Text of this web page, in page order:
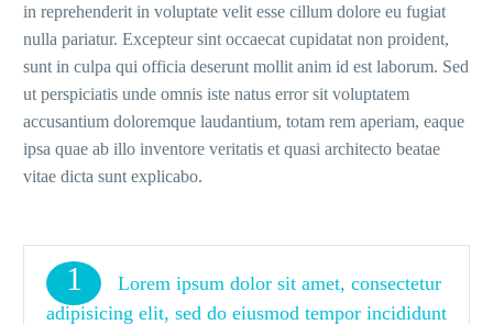
in reprehenderit in voluptate velit esse cillum dolore eu fugiat
nulla pariatur. Excepteur sint occaecat cupidatat non proident,
sunt in culpa qui officia deserunt mollit anim id est laborum. Sed
ut perspiciatis unde omnis iste natus error sit voluptatem
accusantium doloremque laudantium, totam rem aperiam, eaque
ipsa quae ab illo inventore veritatis et quasi architecto beatae
vitae dicta sunt explicabo.
1
Lorem ipsum dolor sit amet, consectetur
adipisicing elit, sed do eiusmod tempor incididunt